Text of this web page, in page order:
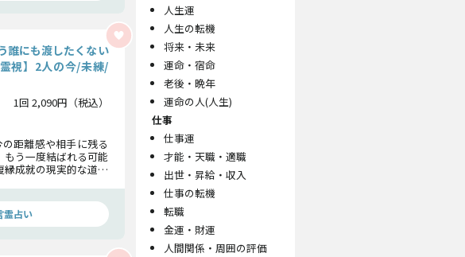
誰にも渡したくない
霊視】2人の今/未練/
1回 2,090円（税込）
距離感や相手に残る
う一度結ばれる可能
成就の現実的な道筋
霊占い
人生運
人生の転機
将来・未来
運命・宿命
老後・晩年
運命の人(人生)
仕事
仕事運
才能・天職・適職
出世・昇給・収入
仕事の転機
転職
金運・財運
人間関係・周囲の評価